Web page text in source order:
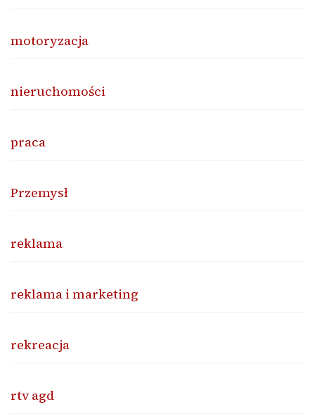
motoryzacja
nieruchomości
praca
Przemysł
reklama
reklama i marketing
rekreacja
rtv agd